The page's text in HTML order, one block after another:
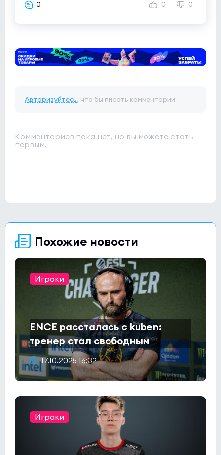
0 0 0
Авторизуйтесь, что бы писать комментарии
Комментариев пока нет, но вы можете стать
первым.
Похожие новости
Игроки
ENCE рассталась с kuben:
тренер стал свободным
агентом
17.10.2025 16:32
Игроки